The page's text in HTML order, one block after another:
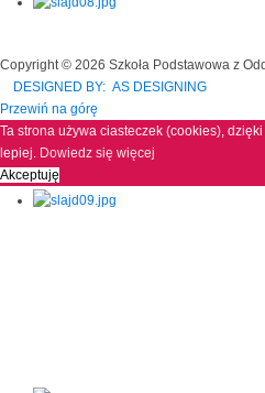
Copyright © 2026 Szkoła Podstawowa z
DESIGNED BY: AS DESIGNING
Przewiń na górę
Ta strona używa ciasteczek (cookies),
lepiej. Dowiedz się więcej
Akceptuję